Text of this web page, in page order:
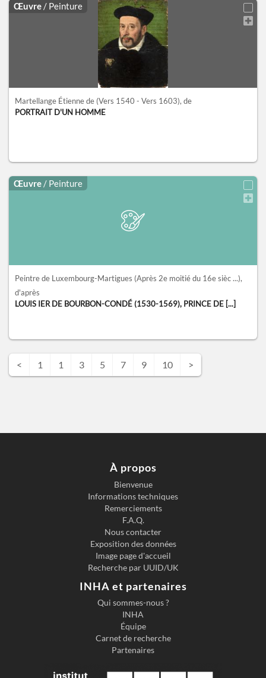
Œuvre / Peinture
Martellange Étienne de (Vers 1540 - Vers 1603), de
PORTRAIT D'UN HOMME
Œuvre / Peinture
Peintre de Luxembourg-Martigues (Après 2e moitié du 16e sièc ...),
d'après
LOUIS IER DE BOURBON-CONDÉ (1530-1569), PRINCE DE [...]
< 1 1 3 5 7 9 10 >
À propos
Bienvenue
Informations techniques
Remerciements
F.A.Q.
Nous contacter
Exposition des données
Image page d'accueil
Recherche par UUID/UK
INHA et partenaires
Qui sommes-nous ?
INHA
Équipe
Carnet de recherche
Partenaires